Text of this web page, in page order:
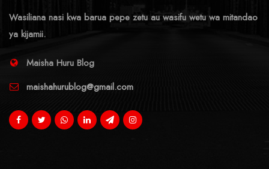
Wasiliana nasi kwa barua pepe zetu au wasifu wetu wa mitandao
ya kijamii.
Maisha Huru Blog
maishahurublog@gmail.com